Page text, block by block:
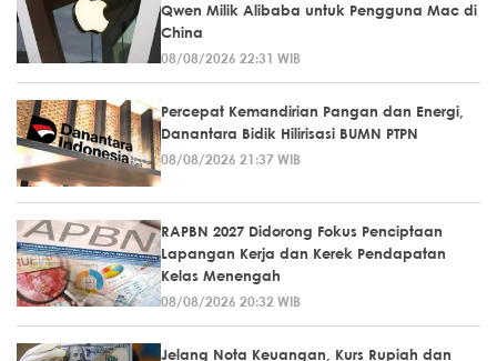
Qwen Milik Alibaba untuk Pengguna Mac di
China
08/08/2026 22:31 WIB
Percepat Kemandirian Pangan dan Energi,
Danantara Bidik Hilirisasi BUMN PTPN
08/08/2026 21:37 WIB
RAPBN 2027 Didorong Fokus Penciptaan
Lapangan Kerja dan Kerek Pendapatan
Kelas Menengah
08/08/2026 20:32 WIB
Jelang Nota Keuangan, Kurs Rupiah dan